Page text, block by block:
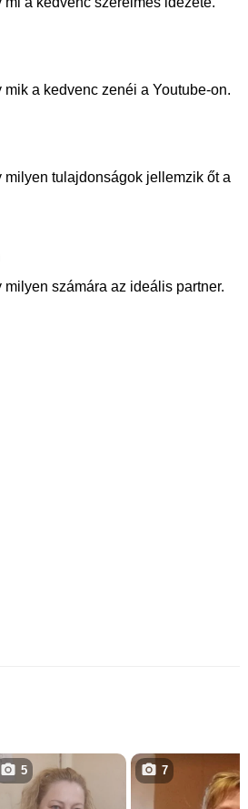
mik a kedvenc zenéi a Youtube-on.
milyen tulajdonságok jellemzik őt a
milyen számára az ideális partner.
5 7